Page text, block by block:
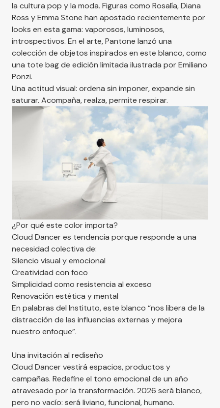
la cultura pop y la moda. Figuras como Rosalía, Diana
Ross y Emma Stone han apostado recientemente por
looks en esta gama: vaporosos, luminosos,
introspectivos. En el arte, Pantone lanzó una
colección de objetos inspirados en este blanco, como
una tote bag de edición limitada ilustrada por Emiliano
Ponzi.
Una actitud visual: ordena sin imponer, expande sin
saturar. Acompaña, realza, permite respirar.
¿Por qué este color importa?
Cloud Dancer es tendencia porque responde a una
necesidad colectiva de:
Silencio visual y emocional
Creatividad con foco
Simplicidad como resistencia al exceso
Renovación estética y mental
En palabras del Instituto, este blanco “nos libera de la
distracción de las influencias externas y mejora
nuestro enfoque”.
Una invitación al rediseño
Cloud Dancer vestirá espacios, productos y
campañas. Redefine el tono emocional de un año
atravesado por la transformación. 2026 será blanco,
pero no vacío: será liviano, funcional, humano.